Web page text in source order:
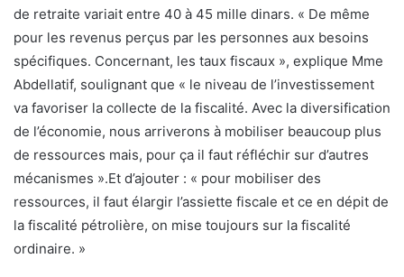
de retraite variait entre 40 à 45 mille dinars. « De même
pour les revenus perçus par les personnes aux besoins
spécifiques. Concernant, les taux fiscaux », explique Mme
Abdellatif, soulignant que « le niveau de l’investissement
va favoriser la collecte de la fiscalité. Avec la diversification
de l’économie, nous arriverons à mobiliser beaucoup plus
de ressources mais, pour ça il faut réfléchir sur d’autres
mécanismes ».Et d’ajouter : « pour mobiliser des
ressources, il faut élargir l’assiette fiscale et ce en dépit de
la fiscalité pétrolière, on mise toujours sur la fiscalité
ordinaire. »